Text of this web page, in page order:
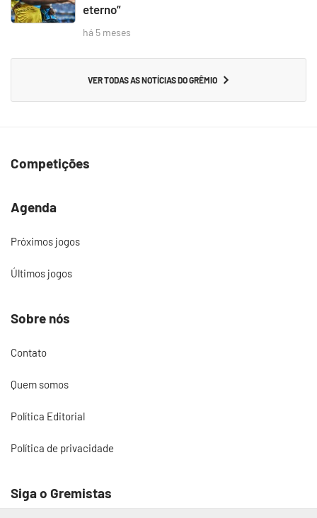
eterno”
há 5 meses
VER TODAS AS NOTÍCIAS DO GRÊMIO
Competições
Agenda
Próximos jogos
Últimos jogos
Sobre nós
Contato
Quem somos
Política Editorial
Política de privacidade
Siga o Gremistas